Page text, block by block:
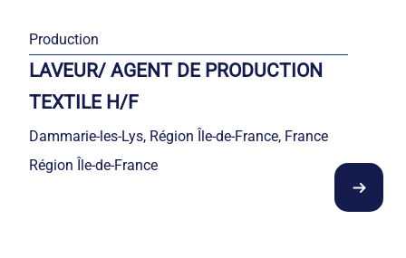
Production
LAVEUR/ AGENT DE PRODUCTION
TEXTILE H/F
Dammarie-les-Lys, Région Île-de-France, France
Région Île-de-France